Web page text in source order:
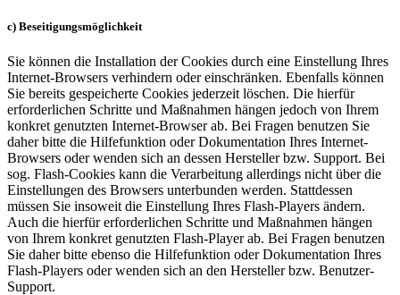
c) Beseitigungsmöglichkeit
Sie können die Installation der Cookies durch eine Einstellung Ihres
Internet-Browsers verhindern oder einschränken. Ebenfalls können
Sie bereits gespeicherte Cookies jederzeit löschen. Die hierfür
erforderlichen Schritte und Maßnahmen hängen jedoch von Ihrem
konkret genutzten Internet-Browser ab. Bei Fragen benutzen Sie
daher bitte die Hilfefunktion oder Dokumentation Ihres Internet-
Browsers oder wenden sich an dessen Hersteller bzw. Support. Bei
sog. Flash-Cookies kann die Verarbeitung allerdings nicht über die
Einstellungen des Browsers unterbunden werden. Stattdessen
müssen Sie insoweit die Einstellung Ihres Flash-Players ändern.
Auch die hierfür erforderlichen Schritte und Maßnahmen hängen
von Ihrem konkret genutzten Flash-Player ab. Bei Fragen benutzen
Sie daher bitte ebenso die Hilfefunktion oder Dokumentation Ihres
Flash-Players oder wenden sich an den Hersteller bzw. Benutzer-
Support.